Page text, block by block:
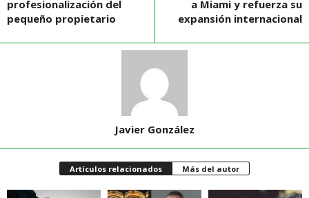
profesionalización del
pequeño propietario
a Miami y refuerza su
expansión internacional
Javier González
Artículos relacionados Más del autor